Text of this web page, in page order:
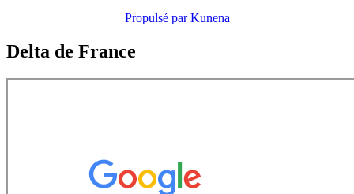
Propulsé parKunena
Delta de France